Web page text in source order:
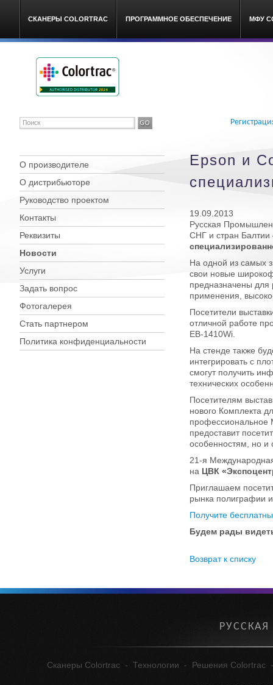
СКАНЕРЫ COLORTRAC ПРОГРАММНОЕ ОБЕСПЕЧЕНИЕ МФУ
О производителе
О дистрибьюторе
Руководство проектом
Контакты
Реквизиты
Новости
Услуги
Задать вопрос
Фотогалерея
Стать партнером
Политика конфиденциальности
Epson и
19.09.2013
Русская
СНГ и стран Балтии
На одной из самых
свои новые
предназначены для
применения,
Посетители
отличной работе
EB-1410Wi.
На стенде также
интегрировать с
смогут получить
технических
Посетителям
нового Комплекта
предоставит
особенностям, но
21-я
на ЦВК
Приглашаем
рынка полиграфии
Получите
Будем рады
Возврат к списку
Сканеры Colortrac - Технологии - Решения Colortrac